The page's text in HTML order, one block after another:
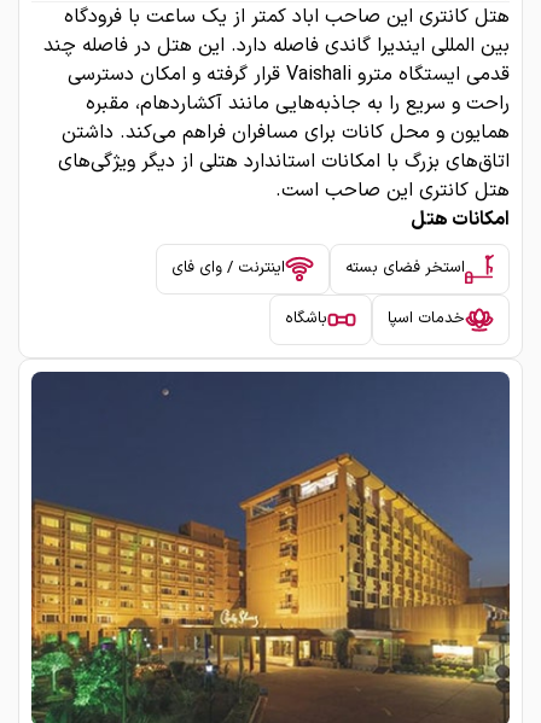
هتل کانتری این صاحب اباد کمتر از یک ساعت با فرودگاه
بین المللی ایندیرا گاندی فاصله دارد. این هتل در فاصله چند
قدمی ایستگاه مترو Vaishali قرار گرفته و امکان دسترسی
راحت و سریع را به جاذبه‌هایی مانند آکشاردهام، مقبره
همایون و محل کانات برای مسافران فراهم می‌کند. داشتن
اتاق‌های بزرگ با امکانات استاندارد هتلی از دیگر ویژگی‌های
هتل کانتری این صاحب است.
امکانات هتل
استخر فضای بسته اینترنت / وای فای
خدمات اسپا باشگاه